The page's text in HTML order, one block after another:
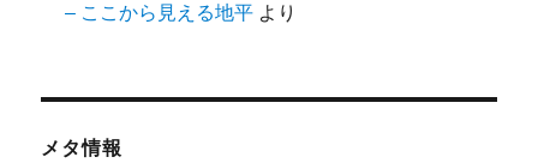
– ここから見える地平 より
メタ情報